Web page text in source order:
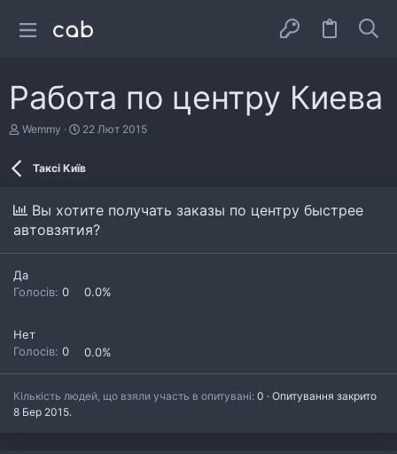
Работа по центру Киева
А
е
м
Wemmy
Д
а
в
о
е
н
я
22 Лют 2015
Таксі Київ
Вы хотите получать заказы по центру быстрее
автовзятия?
Да
Голосів: 0 0.0%
Нет
Голосів: 0 0.0%
Кількість людей, що взяли участь в опитувані 0
Опитування закрито
8 Бер 2015.